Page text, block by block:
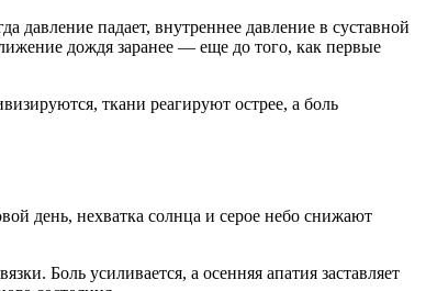
падает, внутреннее давление в суставной
дождя заранее — еще до того, как первые
ткани реагируют острее, а боль
день, нехватка солнца и серое небо снижают
Боль усиливается, а осенняя апатия заставляет